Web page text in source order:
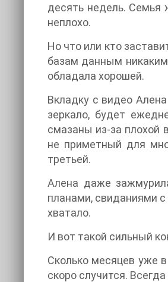
десять недель. Семья
неплохо.
Но что или кто
базам данным
обладала хорошей.
Вкладку с видео
зеркало, будет
смазаны из-за плохой
не приметный для
третьей.
Алена даже
планами, свиданиями
хватало.
И вот такой сильный
Сколько месяцев уже
скоро случится.